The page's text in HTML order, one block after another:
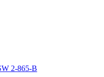
2-865-B